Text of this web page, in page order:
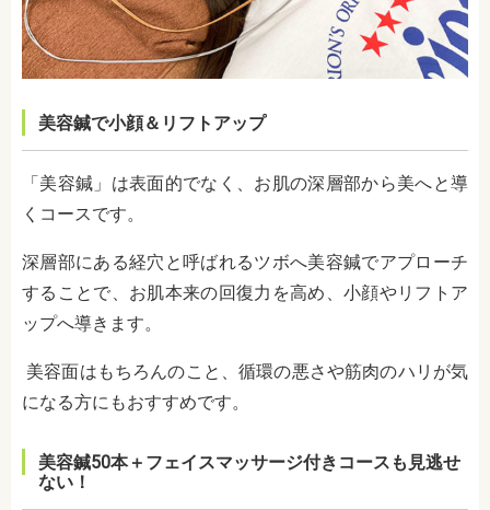
美容鍼で小顔＆リフトアップ
「美容鍼」は表面的でなく、お肌の深層部から美へと導
くコースです。
深層部にある経穴と呼ばれるツボへ美容鍼でアプローチ
することで、お肌本来の回復力を高め、小顔やリフトア
ップへ導きます。
美容面はもちろんのこと、循環の悪さや筋肉のハリが気
になる方にもおすすめです。
美容鍼50本＋フェイスマッサージ付きコースも見逃せ
ない！